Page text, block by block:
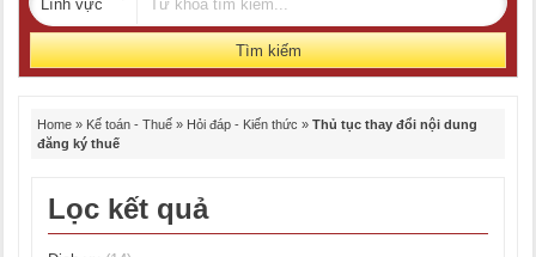
Tìm kiếm
Home » Kế toán - Thuế » Hỏi đáp - Kiến thức » Thủ tục thay đổi nội dung
đăng ký thuế
Lọc kết quả